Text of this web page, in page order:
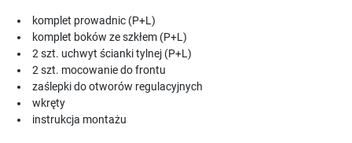
komplet prowadnic (P+L)
komplet boków ze szkłem (P+L)
2 szt. uchwyt ścianki tylnej (P+L)
2 szt. mocowanie do frontu
zaślepki do otworów regulacyjnych
wkręty
instrukcja montażu